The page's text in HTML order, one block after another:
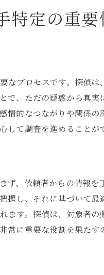
定から始まる証拠収集の
の手口とその見抜き方
を見破るための探偵の技術
浮気の傾向とその手口の
る浮気の手口に騙されな
を探偵が明かす実例
集における探偵の心理分
力が浮気証拠に繋がる理由
特定の重要
プロセスです。探偵
、ただの疑惑から真
情的なつながりや関係
て調査を進めることが
、依頼者からの情報
し、それに基づいて
す。探偵は、対象者
に重要な役割を果たす